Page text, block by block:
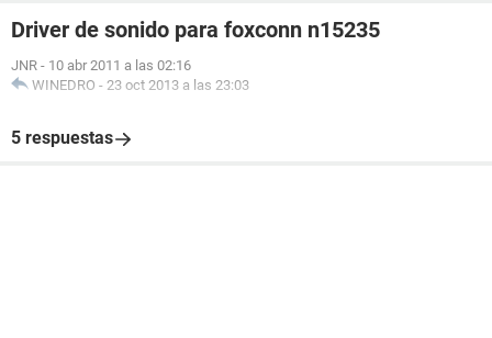
Driver de sonido para foxconn n15235
JNR - 10 abr 2011 a las 02:16
WINEDRO - 23 oct 2013 a las 23:03
5 respuestas